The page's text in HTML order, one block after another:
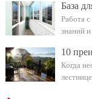
База
Работа
знаний и
10
Когда